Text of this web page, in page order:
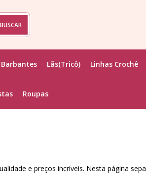
Barbantes Lãs(Tricô) Linhas Crochê
Roupas
e preços incríveis. Nesta página